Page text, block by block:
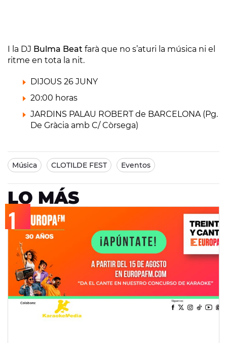
I la DJ Bulma Beat farà que no s’aturi la música ni el
ritme en tota la nit.
DIJOUS 26 JUNY
20:00 horas
JARDINS PALAU ROBERT de BARCELONA (Pg.
De Gràcia amb C/ Còrsega)
Música CLOTILDE FEST Eventos
LO MÁS